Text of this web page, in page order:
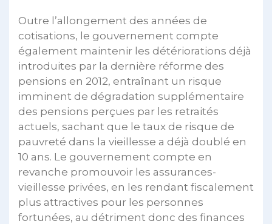
Outre l’allongement des années de
cotisations, le gouvernement compte
également maintenir les détériorations déjà
introduites par la dernière réforme des
pensions en 2012, entraînant un risque
imminent de dégradation supplémentaire
des pensions perçues par les retraités
actuels, sachant que le taux de risque de
pauvreté dans la vieillesse a déjà doublé en
10 ans. Le gouvernement compte en
revanche promouvoir les assurances-
vieillesse privées, en les rendant fiscalement
plus attractives pour les personnes
fortunées, au détriment donc des finances